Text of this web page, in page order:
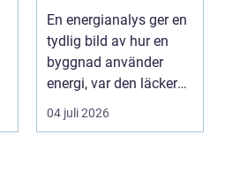
energikostnader
och tryggare
fastigheter
En energianalys ger en
tydlig bild av hur en
byggnad använder
energi, var den läcker
värme och vilka...
04 juli 2026